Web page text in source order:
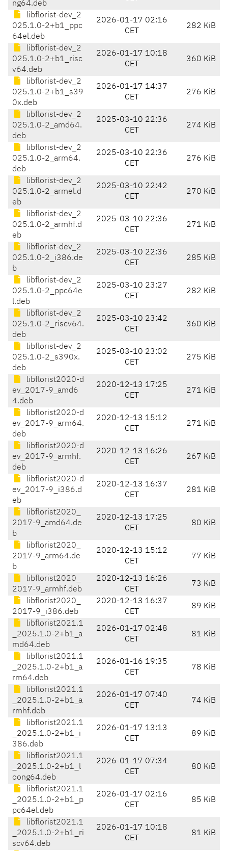
ng64.deb
libflorist-dev_2
025.1.0-2+b1_ppc
64el.deb
2026-01-17 02:16
CET
282 KiB
libflorist-dev_2
025.1.0-2+b1_risc
v64.deb
2026-01-17 10:18
CET
360 KiB
libflorist-dev_2
025.1.0-2+b1_s39
0x.deb
2026-01-17 14:37
CET
276 KiB
libflorist-dev_2
025.1.0-2_amd64.
deb
2025-03-10 22:36
CET
274 KiB
libflorist-dev_2
025.1.0-2_arm64.
deb
2025-03-10 22:36
CET
276 KiB
libflorist-dev_2
025.1.0-2_armel.d
eb
2025-03-10 22:42
CET
270 KiB
libflorist-dev_2
025.1.0-2_armhf.d
eb
2025-03-10 22:36
CET
271 KiB
libflorist-dev_2
025.1.0-2_i386.de
b
2025-03-10 22:36
CET
285 KiB
libflorist-dev_2
025.1.0-2_ppc64e
l.deb
2025-03-10 23:27
CET
282 KiB
libflorist-dev_2
025.1.0-2_riscv64.
deb
2025-03-10 23:42
CET
360 KiB
libflorist-dev_2
025.1.0-2_s390x.
deb
2025-03-10 23:02
CET
275 KiB
libflorist2020-d
ev_2017-9_amd6
4.deb
2020-12-13 17:25
CET
271 KiB
libflorist2020-d
ev_2017-9_arm64.
deb
2020-12-13 15:12
CET
271 KiB
libflorist2020-d
ev_2017-9_armhf.
deb
2020-12-13 16:26
CET
267 KiB
libflorist2020-d
ev_2017-9_i386.d
eb
2020-12-13 16:37
CET
281 KiB
libflorist2020_
2017-9_amd64.de
b
2020-12-13 17:25
CET
80 KiB
libflorist2020_
2017-9_arm64.de
b
2020-12-13 15:12
CET
77 KiB
libflorist2020_
2017-9_armhf.deb
2020-12-13 16:26
CET
73 KiB
libflorist2020_
2017-9_i386.deb
2020-12-13 16:37
CET
89 KiB
libflorist2021.1
_2025.1.0-2+b1_a
md64.deb
2026-01-17 02:48
CET
81 KiB
libflorist2021.1
_2025.1.0-2+b1_a
rm64.deb
2026-01-16 19:35
CET
78 KiB
libflorist2021.1
_2025.1.0-2+b1_a
rmhf.deb
2026-01-17 07:40
CET
74 KiB
libflorist2021.1
_2025.1.0-2+b1_i
386.deb
2026-01-17 13:13
CET
89 KiB
libflorist2021.1
_2025.1.0-2+b1_l
oong64.deb
2026-01-17 07:34
CET
80 KiB
libflorist2021.1
_2025.1.0-2+b1_p
pc64el.deb
2026-01-17 02:16
CET
85 KiB
libflorist2021.1
_2025.1.0-2+b1_ri
scv64.deb
2026-01-17 10:18
CET
81 KiB